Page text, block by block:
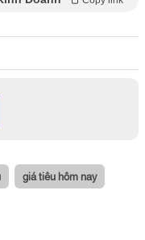
giá tiêu hôm nay